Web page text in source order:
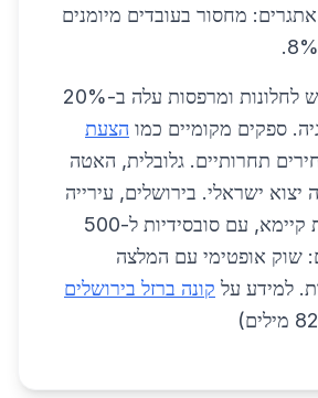
אתגרים: מחסור בעובדים מיומנים
ניתוח שוק: ביקוש לחלונות ומרפסות עלה ב-20%
ספקים מקומיים כמו הצעת
תחרותיים. גלובלית, האטה
יצוא ישראלי. בירושלים, עירייה
מקדמת בנייה בת קיימא, עם סובסידיות ל-500
שוק אופטימי עם המלצה
למידע על קונה ברזל בירושלים